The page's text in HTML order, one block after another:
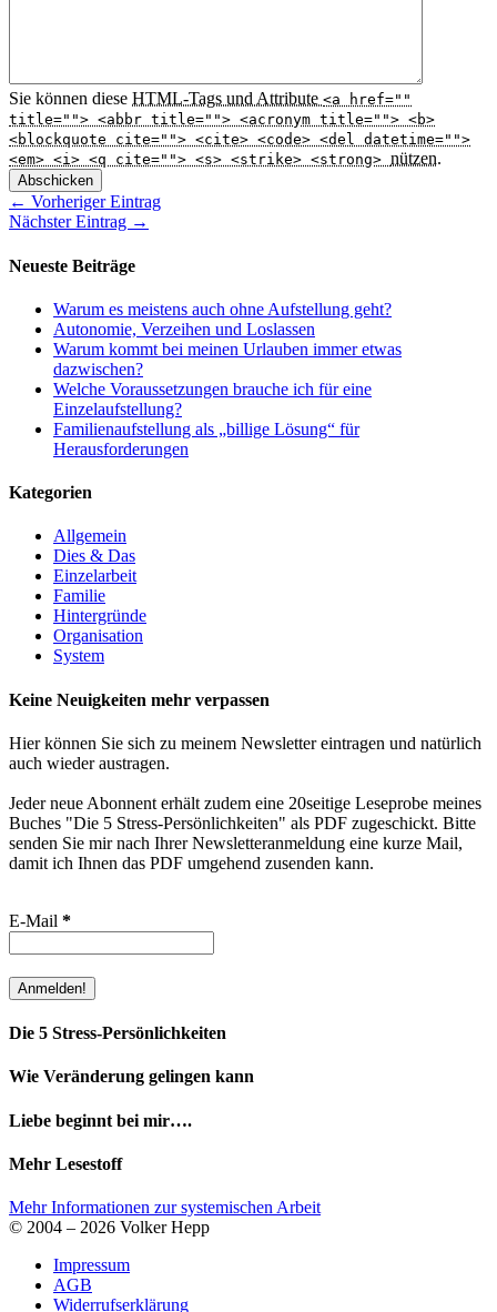
Sie können diese HTML-Tags und Attribute <a href=""
title=""> <abbr title=""> <acronym title=""> <b>
<blockquote cite=""> <cite> <code> <del datetime="">
<em> <i> <q cite=""> <s> <strike> <strong> nützen.
Abschicken
← Vorheriger Eintrag
Nächster Eintrag →
Neueste Beiträge
Warum es meistens auch ohne Aufstellung geht?
Autonomie, Verzeihen und Loslassen
Warum kommt bei meinen Urlauben immer etwas
dazwischen?
Welche Voraussetzungen brauche ich für eine
Einzelaufstellung?
Familienaufstellung als „billige Lösung“ für
Herausforderungen
Kategorien
Allgemein
Dies & Das
Einzelarbeit
Familie
Hintergründe
Organisation
System
Keine Neuigkeiten mehr verpassen
Hier können Sie sich zu meinem Newsletter eintragen und natürlich
auch wieder austragen.
Jeder neue Abonnent erhält zudem eine 20seitige Leseprobe meines
Buches "Die 5 Stress-Persönlichkeiten" als PDF zugeschickt. Bitte
senden Sie mir nach Ihrer Newsletteranmeldung eine kurze Mail,
damit ich Ihnen das PDF umgehend zusenden kann.
E-Mail *
Die 5 Stress-Persönlichkeiten
Wie Veränderung gelingen kann
Liebe beginnt bei mir….
Mehr Lesestoff
Mehr Informationen zur systemischen Arbeit
© 2004 – 2026 Volker Hepp
Impressum
AGB
Widerrufserklärung